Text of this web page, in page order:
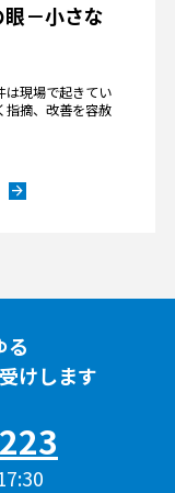
－小さな
は現場で起きてい
指摘、改善を容赦
arrow_forward
る
けします